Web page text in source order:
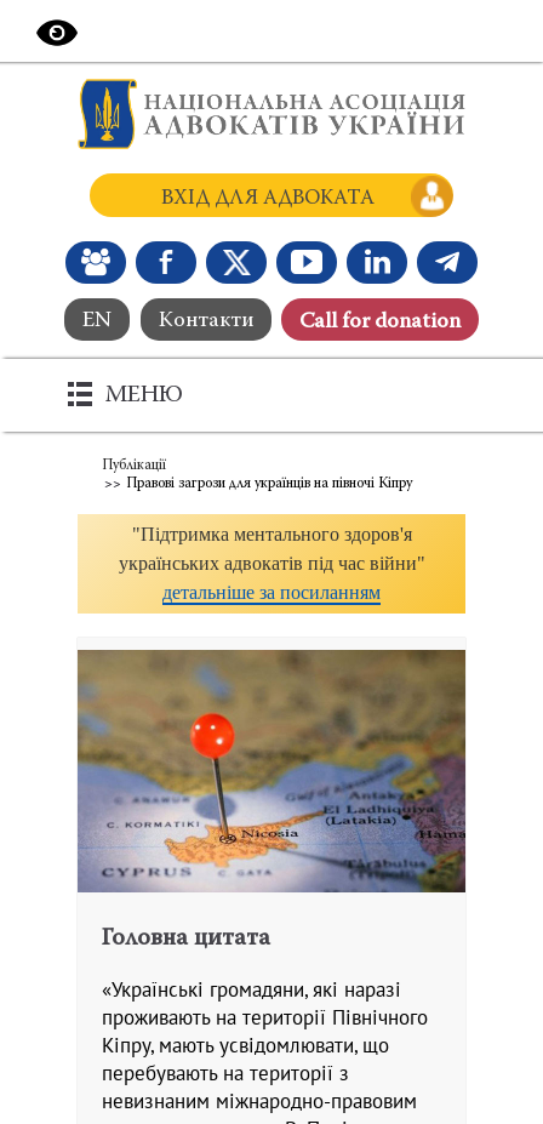
EN Контакти Сall for donation
ВХІД ДЛЯ АДВОКАТА
МЕНЮ
Публікації
Правові загрози для українців на півночі Кіпру
"Підтримка ментального здоров'я
українських адвокатів під час війни"
детальніше за посиланням
Головна цитата
«Українські громадяни, які наразі
проживають на території Північного
Кіпру, мають усвідомлювати, що
перебувають на території з
невизнаним міжнародно-правовим